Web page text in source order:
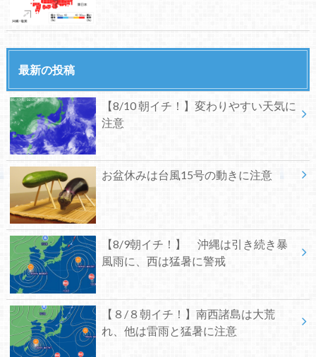
最新の投稿
【8/10 朝イチ！】変わりやすい天気に
注意
お盆休みは台風15号の動きに注意
【8/9朝イチ！】 沖縄は引き続き暴
風雨に、西は猛暑に警戒
【８/８朝イチ！】南西諸島は大荒
れ、他は雷雨と猛暑に注意